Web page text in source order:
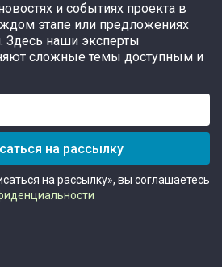
и событиях проекта в
этапе или предложениях
Здесь наши эксперты
сложные темы доступным и
на рассылку
на рассылку», вы соглашаетесь